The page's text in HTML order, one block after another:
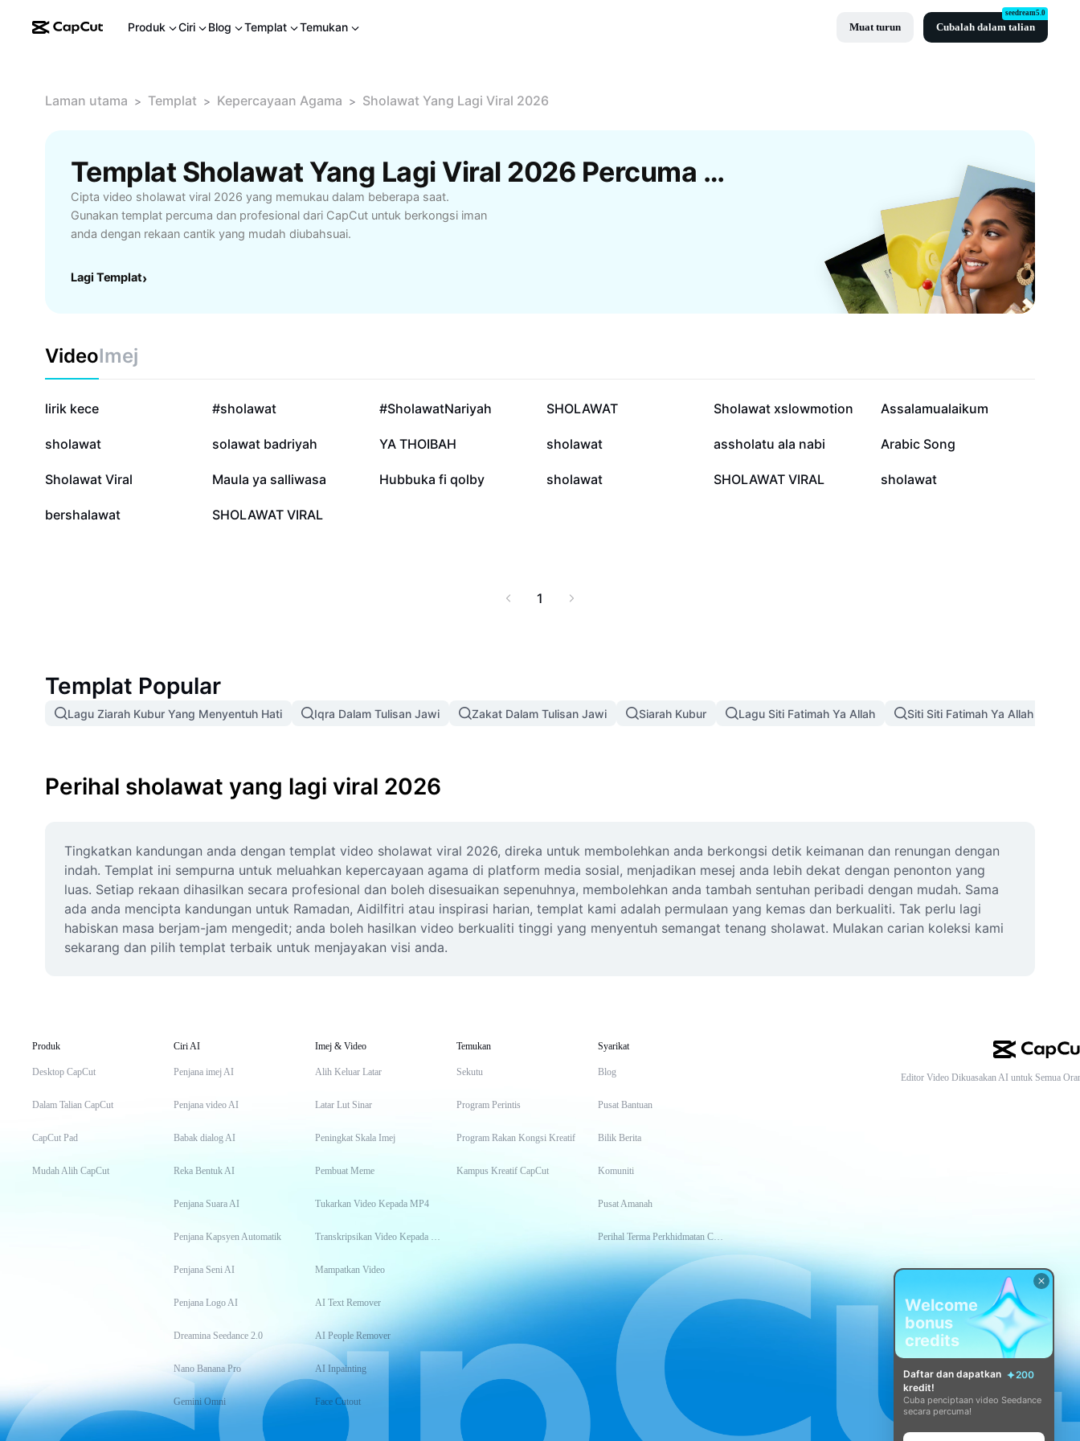
Produk Ciri Blog Templat Temukan Muat turun Cubalah dalam talian
seedream5.0
Laman utama > Templat > Kepercayaan Agama > Sholawat Yang Lagi Viral 2026
Templat Sholawat Yang Lagi Viral 2026 Percuma Oleh CapCut
Cipta video sholawat viral 2026 yang memukau dalam beberapa saat.
Gunakan templat percuma dan profesional dari CapCut untuk berkongsi iman
anda dengan rekaan cantik yang mudah diubahsuai.
Lagi Templat›
VideoImej
998.8K
lirik kece 249.6K
#sholawat 203.9K
#SholawatNariyah 178.1K
SHOLAWAT 108.9K
Sholawat xslowmotion 40.8K
Assalamualaikum
34.2K
sholawat 14.5K
solawat badriyah 11.4K
YA THOIBAH 3.5K
sholawat 2.8K
assholatu ala nabi 1K
Arabic Song
1K
Sholawat Viral 667
Maula ya salliwasa 570
Hubbuka fi qolby 448
sholawat 344
SHOLAWAT VIRAL 337
sholawat
268
bershalawat 73
SHOLAWAT VIRAL
1
Templat Popular
Lagu Ziarah Kubur Yang Menyentuh Hati Iqra Dalam Tulisan Jawi Zakat Dalam Tulisan Jawi Siarah Kubur Lagu Siti Fatimah Ya Allah Siti Siti Fatimah Ya Allah
Perihal sholawat yang lagi viral 2026
Tingkatkan kandungan anda dengan templat video sholawat viral 2026, direka untuk membolehkan anda berkongsi detik keimanan dan renungan dengan
indah. Templat ini sempurna untuk meluahkan kepercayaan agama di platform media sosial, menjadikan mesej anda lebih dekat dengan penonton yang
luas. Setiap rekaan dihasilkan secara profesional dan boleh disesuaikan sepenuhnya, membolehkan anda tambah sentuhan peribadi dengan mudah. Sama
ada anda mencipta kandungan untuk Ramadan, Aidilfitri atau inspirasi harian, templat kami adalah permulaan yang kemas dan berkualiti. Tak perlu lagi
habiskan masa berjam-jam mengedit; anda boleh hasilkan video berkualiti tinggi yang menyentuh semangat tenang sholawat. Mulakan carian koleksi kami
sekarang dan pilih templat terbaik untuk menjayakan visi anda.
Produk
Desktop CapCut
Dalam Talian CapCut
CapCut Pad
Mudah Alih CapCut
Ciri AI
Penjana imej AI
Penjana video AI
Babak dialog AI
Reka Bentuk AI
Penjana Suara AI
Penjana Kapsyen Automatik
Penjana Seni AI
Penjana Logo AI
Dreamina Seedance 2.0
Nano Banana Pro
Gemini Omni
Imej & Video
Alih Keluar Latar
Latar Lut Sinar
Peningkat Skala Imej
Pembuat Meme
Tukarkan Video Kepada MP4
Transkripsikan Video Kepada Teks
Mampatkan Video
AI Text Remover
AI People Remover
AI Inpainting
Face Cutout
Temukan
Sekutu
Program Perintis
Program Rakan Kongsi Kreatif
Kampus Kreatif CapCut
Syarikat
Blog
Pusat Bantuan
Bilik Berita
Komuniti
Pusat Amanah
Perihal Terma Perkhidmatan CapCut
Editor Video Dikuasakan AI untuk Semua
Welcome
bonus
credits
Daftar dan dapatkan
200
kredit!
Cuba penciptaan video Seedance
secara percuma!